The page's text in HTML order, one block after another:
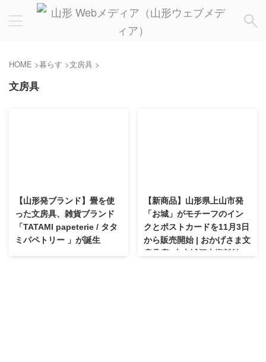
HOME >暮らす >文房具 >
文房具
【山形発ブランド】畳を使
った文房具、雑貨ブランド
「TATAMI papeterie / タタ
ミパペトリー 」が誕⽣
【新商品】山形県上山市発
「お城」がモチーフのイン
クとポストカードを11月3日
から販売開始 | おかげさま文
房具店×上山城郷土資料館